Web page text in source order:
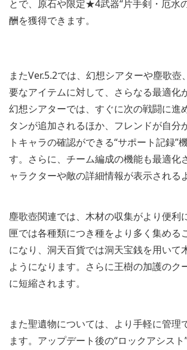
とで、原石や限定★4武器“片手剣・厄水
酬を獲得できます。
またVer.5.2では、幻想シアターや塵歌壺
要なアイテムに対して、さらなる最適化
幻想シアターでは、すぐに次の戦闘に進
タンが追加されるほか、フレンドが自分
トキャラの確認ができる“サポート記録”
す。さらに、チーム編成の機能も最適化
ャラクターや敵の詳細情報が表示される
塵歌壺関連では、木材の収集がより便利
匣では各種類につき種をより多く集める
になり、洞天百貨では洞天宝銭を用いて
ようになります。さらに王樹の加護のク
に短縮されます。
また聖遺物については、より手軽に管理
ます。アップデート後の“ロックアシス